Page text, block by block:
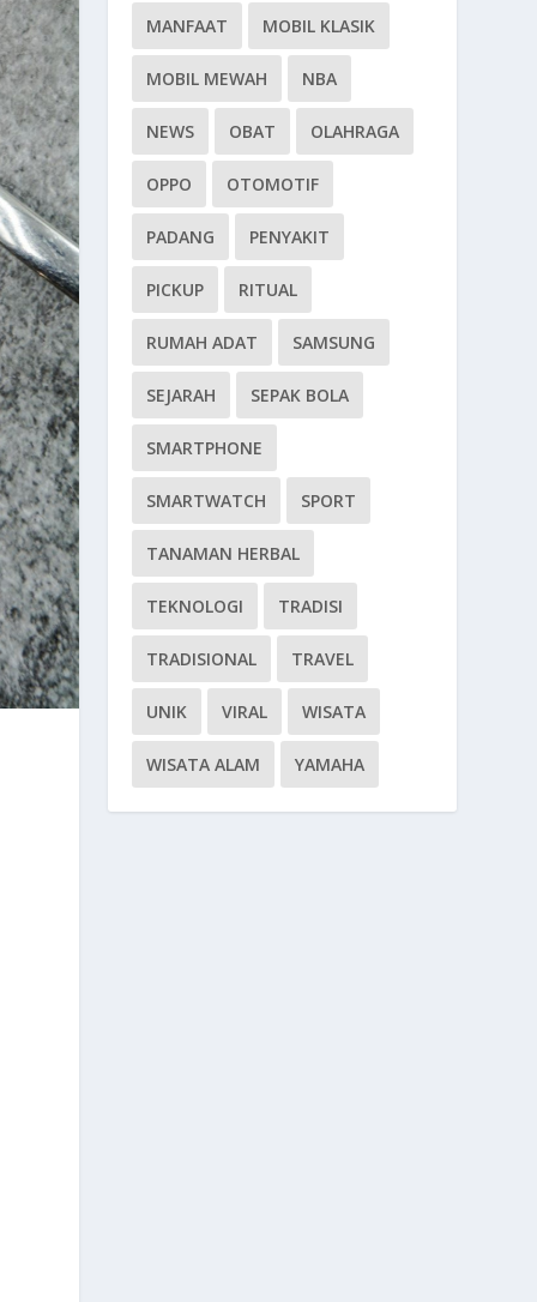
MANFAAT MOBIL KLASIK
MOBIL MEWAH NBA
NEWS OBAT OLAHRAGA
OPPO OTOMOTIF
PADANG PENYAKIT
PICKUP RITUAL
RUMAH ADAT SAMSUNG
SEJARAH SEPAK BOLA
SMARTPHONE
SMARTWATCH SPORT
TANAMAN HERBAL
TEKNOLOGI TRADISI
TRADISIONAL TRAVEL
UNIK VIRAL WISATA
WISATA ALAM YAMAHA